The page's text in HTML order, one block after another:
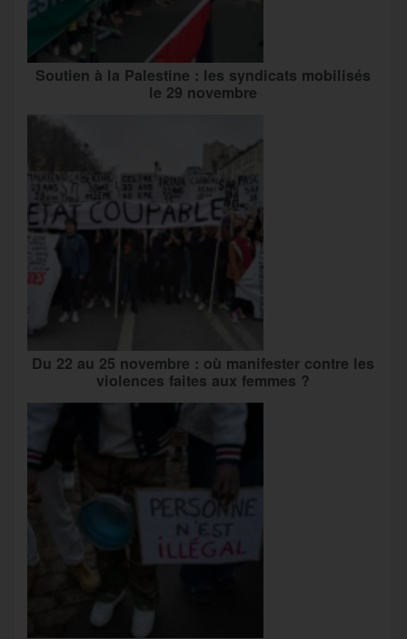
Soutien à la Palestine : les syndicats mobilisés
le 29 novembre
Du 22 au 25 novembre : où manifester contre les
violences faites aux femmes ?